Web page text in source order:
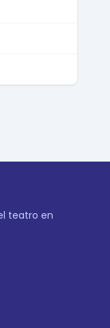
teatro en